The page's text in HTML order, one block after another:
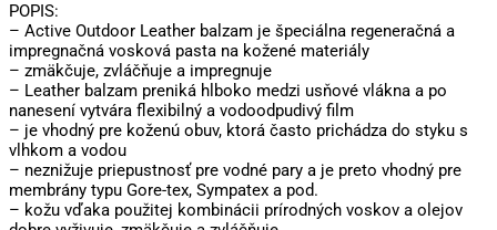
POPIS:
– Active Outdoor Leather balzam je špeciálna regeneračná a
impregnačná vosková pasta na kožené materiály
– zmäkčuje, zvláčňuje a impregnuje
– Leather balzam preniká hlboko medzi usňové vlákna a po
nanesení vytvára flexibilný a vodoodpudivý film
– je vhodný pre koženú obuv, ktorá často prichádza do styku s
vlhkom a vodou
– neznižuje priepustnosť pre vodné pary a je preto vhodný pre
membrány typu Gore-tex, Sympatex a pod.
– kožu vďaka použitej kombinácii prírodných voskov a olejov